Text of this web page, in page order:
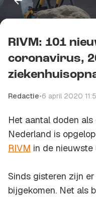
RIVM: 101
coronavirus,
Redactie•6 april 2020
Het aantal doden
Nederland is
RIVM in de
Sinds gisteren zijn
bijgekomen. Net als